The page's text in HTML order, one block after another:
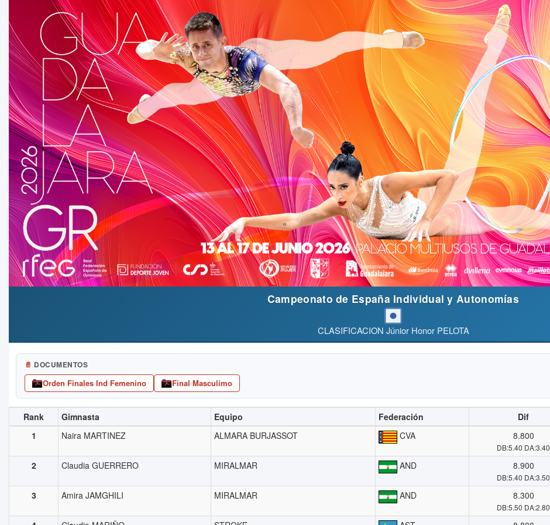
Campeonato de España Individual y Autonomías
CLASIFICACION Júnior Honor PELOTA
📄 DOCUMENTOS
Orden Finales Ind Femenino Final Masculimo
Rank Gimnasta Equipo Federación Dif
1
Naira MARTINEZ ALMARA BURJASSOT CVA 8.800
DB:5.40 DA:3.40
2 Claudia GUERRERO MIRALMAR AND 8.900
DB:5.40 DA:3.50
3 Amira JAMGHILI MIRALMAR AND 8.300
DB:5.50 DA:2.80